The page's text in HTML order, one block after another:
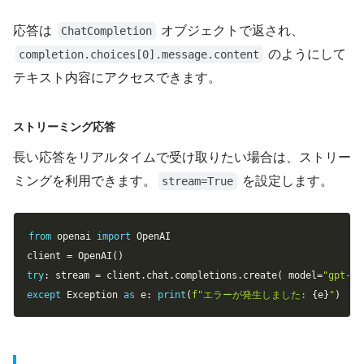
応答は ChatCompletion オブジェクトで返され、
completion.choices[0].message.content
のようにして
テキスト内容にアクセスできます。
ストリーミング応答
長い応答をリアルタイムで受け取りたい場合は、ストリー
ミングを利用できます。
stream=True を設定します。
from openai import OpenAI
client = OpenAI ( )
try: stream = client . chat . completions . create( model="gpt-
except Exception as e: print ( f"エラーが発生しました: {e} " )